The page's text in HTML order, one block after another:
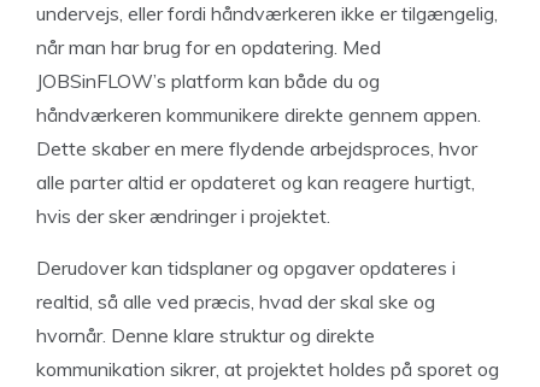
undervejs, eller fordi håndværkeren ikke er tilgængelig,
når man har brug for en opdatering. Med
JOBSinFLOW’s platform kan både du og
håndværkeren kommunikere direkte gennem appen.
Dette skaber en mere flydende arbejdsproces, hvor
alle parter altid er opdateret og kan reagere hurtigt,
hvis der sker ændringer i projektet.
Derudover kan tidsplaner og opgaver opdateres i
realtid, så alle ved præcis, hvad der skal ske og
hvornår. Denne klare struktur og direkte
kommunikation sikrer, at projektet holdes på sporet og